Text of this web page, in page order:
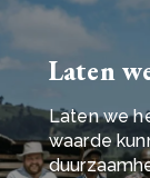
Laten
Laten we
waarde